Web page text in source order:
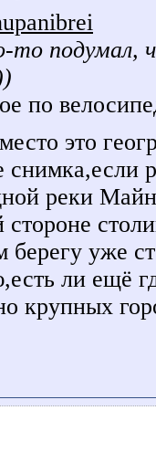
то подумал,
по
это
снимка,если
реки
стороне
берегу уже
ли ещё
крупных